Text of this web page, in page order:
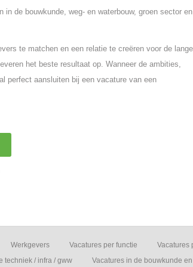
de bouwkunde, weg- en waterbouw, groen sector en
te matchen en een relatie te creëren voor de lange
het beste resultaat op. Wanneer de ambities,
perfect aansluiten bij een vacature van een
Werkgevers Vacatures per functie Vacatures
techniek / infra / gww Vacatures in de bouwkunde